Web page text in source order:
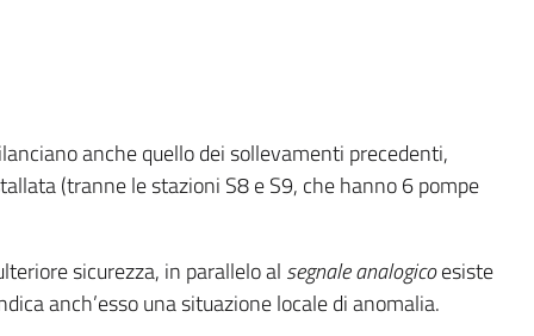
anche quello dei sollevamenti precedenti,
(tranne le stazioni S8 e S9, che hanno 6 pompe
sicurezza, in parallelo al segnale analogicoesiste
anch’esso una situazione locale di anomalia.